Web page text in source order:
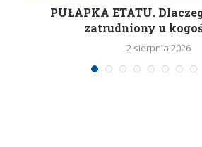
PUŁAPKA ETATU.
zatrudniony u
2 sierpnia 2026